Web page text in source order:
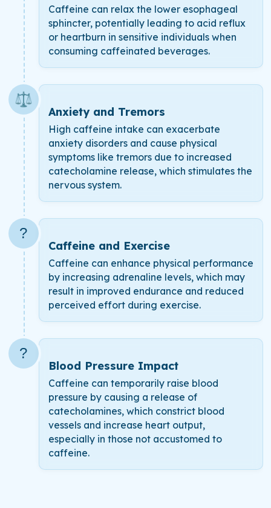
Caffeine can relax the lower esophageal
sphincter, potentially leading to acid reflux
or heartburn in sensitive individuals when
consuming caffeinated beverages.
⚖️
Anxiety and Tremors
High caffeine intake can exacerbate
anxiety disorders and cause physical
symptoms like tremors due to increased
catecholamine release, which stimulates the
nervous system.
?
Caffeine and Exercise
Caffeine can enhance physical performance
by increasing adrenaline levels, which may
result in improved endurance and reduced
perceived effort during exercise.
?
Blood Pressure Impact
Caffeine can temporarily raise blood
pressure by causing a release of
catecholamines, which constrict blood
vessels and increase heart output,
especially in those not accustomed to
caffeine.